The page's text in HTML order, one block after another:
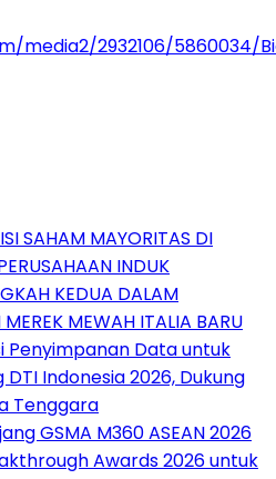
media2/2932106/5860034/
SAHAM MAYORITAS DI
INDUK
KEDUA DALAM
MEWAH ITALIA BARU
Penyimpanan Data untuk
Indonesia 2026, Dukung
Tenggara
GSMA M360 ASEAN 2026
Awards 2026 untuk